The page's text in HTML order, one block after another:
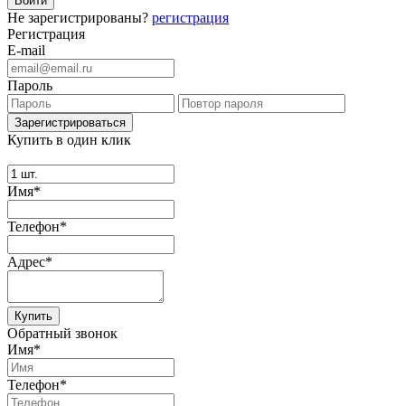
Не зарегистрированы? регистрация
Регистрация
E-mail
Пароль
Купить в один клик
Имя*
Телефон*
Адрес*
Купить
Обратный звонок
Имя*
Телефон*